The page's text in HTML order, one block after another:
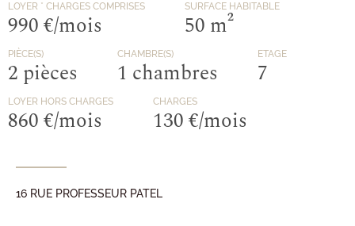
LOYER * CHARGES COMPRISES
990 €/mois
SURFACE HABITABLE
50 m²
PIÈCE(S)
2 pièces
CHAMBRE(S)
1 chambres
ETAGE
7
LOYER HORS CHARGES
860 €/mois
CHARGES
130 €/mois
16 RUE PROFESSEUR PATEL